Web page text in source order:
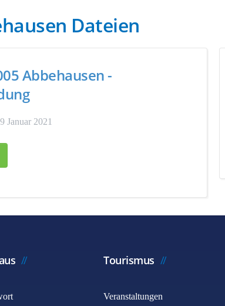
Dateien
Abbehausen -
Januar 2021
Tourismus
Veranstaltungen